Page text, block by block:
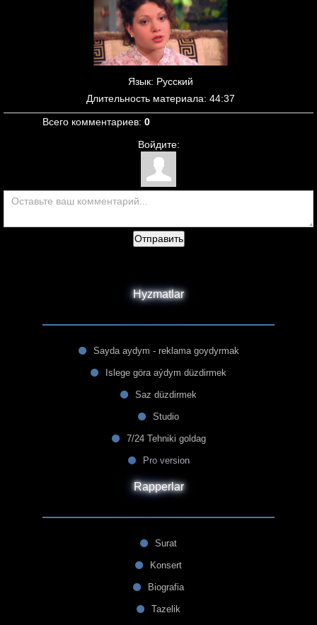
Язык: Русский
Длительность материала: 44:37
Всего комментариев: 0
Войдите:
Отправить
Hyzmatlar
Sayda aydym - reklama goydyrmak
Islege göra aýdym düzdirmek
Saz düzdirmek
Studio
7/24 Tehniki goldag
Pro version
Rapperlar
Surat
Konsert
Biografia
Tazelik